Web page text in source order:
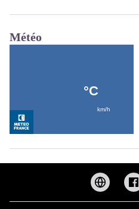
Météo